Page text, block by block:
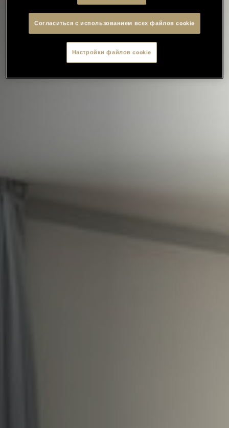
Согласиться с использованием всех файлов cookie
Настройки файлов cookie